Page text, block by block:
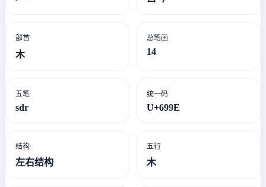
部首
木
总笔画
14
五笔
sdr
统一码
U+699E
结构
左右结构
五行
木